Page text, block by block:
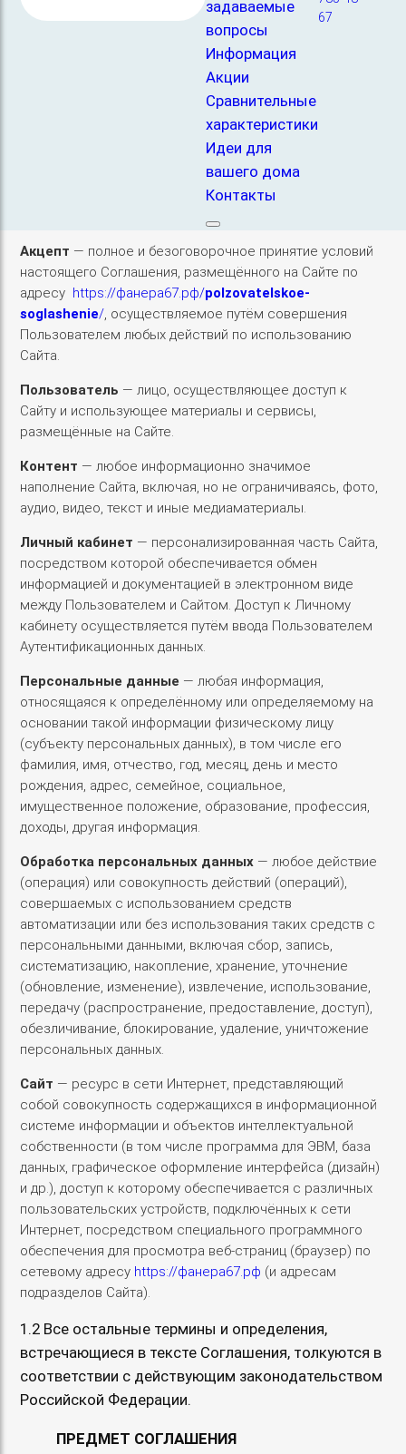
задаваемые
вопросы
Информация
Акции
Сравнительные
характеристики
Идеи для
вашего дома
Контакты
67
1. В настоящем Соглашении, если из текста
Соглашения прямо не вытекает иное, следующие
указываемые в письменной форме с заглавной
буквы слова и выражения, используемые при
взаимодействии сторон в ходе исполнения
обязательств, будут иметь указанные ниже
– ООО «Основа-Строй», которому
Акцепт — полное и безоговорочное принятие условий
настоящего Соглашения, размещённого на Сайте по
адресу https://фанера67.рф/polzovatelskoe-
soglashenie/, осуществляемое путём совершения
Пользователем любых действий по использованию
Сайта.
Пользователь — лицо, осуществляющее доступ к
Сайту и использующее материалы и сервисы,
размещённые на Сайте.
Контент — любое информационно значимое
наполнение Сайта, включая, но не ограничиваясь, фото,
аудио, видео, текст и иные медиаматериалы.
Личный кабинет — персонализированная часть Сайта,
посредством которой обеспечивается обмен
информацией и документацией в электронном виде
между Пользователем и Сайтом. Доступ к Личному
кабинету осуществляется путём ввода Пользователем
Аутентификационных данных.
Персональные данные — любая информация,
относящаяся к определённому или определяемому на
основании такой информации физическому лицу
(субъекту персональных данных), в том числе его
фамилия, имя, отчество, год, месяц, день и место
рождения, адрес, семейное, социальное,
имущественное положение, образование, профессия,
доходы, другая информация.
Обработка персональных данных — любое действие
(операция) или совокупность действий (операций),
совершаемых с использованием средств
автоматизации или без использования таких средств с
персональными данными, включая сбор, запись,
систематизацию, накопление, хранение, уточнение
(обновление, изменение), извлечение, использование,
передачу (распространение, предоставление, доступ),
обезличивание, блокирование, удаление, уничтожение
персональных данных.
Сайт — ресурс в сети Интернет, представляющий
собой совокупность содержащихся в информационной
системе информации и объектов интеллектуальной
собственности (в том числе программа для ЭВМ, база
данных, графическое оформление интерфейса (дизайн)
и др.), доступ к которому обеспечивается с различных
пользовательских устройств, подключённых к сети
Интернет, посредством специального программного
обеспечения для просмотра веб-страниц (браузер) по
сетевому адресу https://фанера67.рф (и адресам
подразделов Сайта).
1.2 Все остальные термины и определения,
встречающиеся в тексте Соглашения, толкуются в
соответствии с действующим законодательством
Российской Федерации.
ПРЕДМЕТ СОГЛАШЕНИЯ